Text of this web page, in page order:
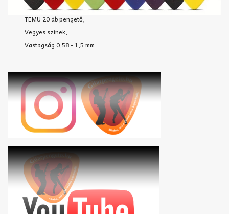
TEMU 20 db pengető,
Vegyes színek,
Vastagság 0,58 - 1,5 mm